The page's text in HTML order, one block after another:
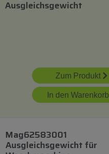
Ausgleichsgewicht
Zum Produkt
In den Warenkorb
Mag62583001
Ausgleichsgewicht für